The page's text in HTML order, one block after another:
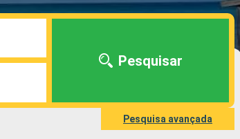
Pesquisar
Pesquisa avançada